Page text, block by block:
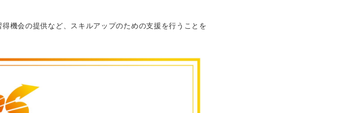
機会の提供など、スキルアップのための支援を行うことを